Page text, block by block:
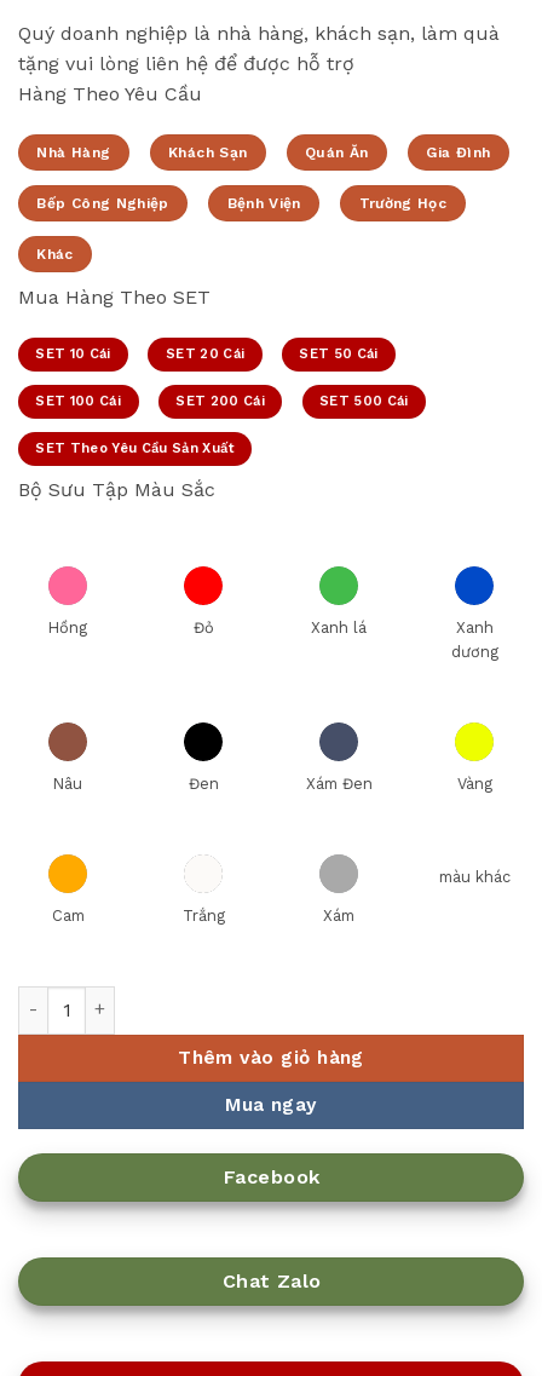
Quý doanh nghiệp là nhà hàng, khách sạn, làm quà
tặng vui lòng liên hệ để được hỗ trợ
Hàng Theo Yêu Cầu
Nhà Hàng Khách Sạn Quán Ăn Gia Đình
Bếp Công Nghiệp Bệnh Viện Trường Học
Khác
Mua Hàng Theo SET
SET 10 Cái SET 20 Cái SET 50 Cái
SET 100 Cái SET 200 Cái SET 500 Cái
SET Theo Yêu Cầu Sản Xuất
Bộ Sưu Tập Màu Sắc
Hồng Đỏ Xanh lá
Xanh
dương
Nâu Đen Xám Đen Vàng
Cam Trắng Xám
màu khác
Thêm vào giỏ hàng
Mua ngay
Facebook
Chat Zalo